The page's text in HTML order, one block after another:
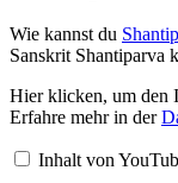
Wie kannst du
Sanskrit Shantiparva
„Shantiparva
Pronunciation
Sanskrit
śāntiparva“
Hier klicken, um den
Erfahre mehr in der
Inhalt von